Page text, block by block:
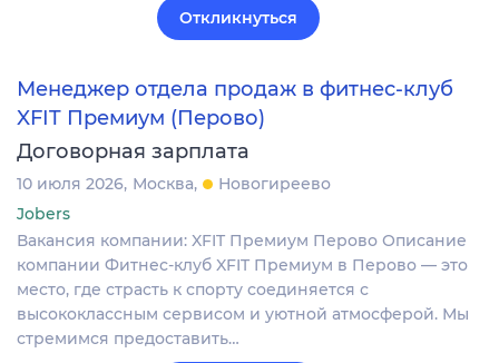
Откликнуться
Менеджер отдела продаж в фитнес-клуб
XFIT Премиум (Перово)
Договорная зарплата
10 июля 2026 Москва
Новогиреево
Jobers
Вакансия компании: XFIT Премиум Перово Описание
компании Фитнес-клуб XFIT Премиум в Перово — это
место, где страсть к спорту соединяется с
высококлассным сервисом и уютной атмосферой. Мы
стремимся предоставить…